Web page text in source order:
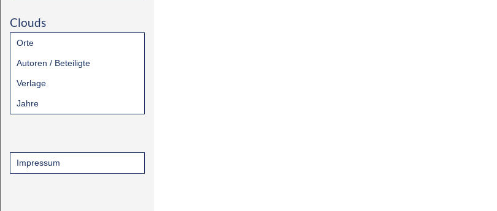
Clouds
Orte
Autoren / Beteiligte
Verlage
Jahre
Impressum